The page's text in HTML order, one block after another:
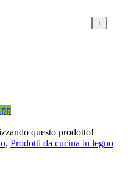
questo prodotto!
, Prodotti da cucina in legno